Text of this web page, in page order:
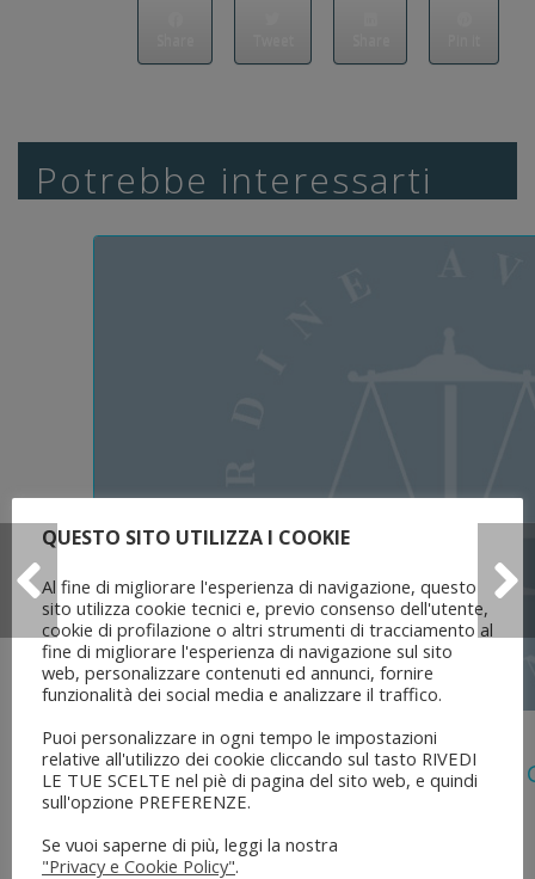
Potrebbe interessarti
5 Agosto 2026
Legge 28 Luglio 2026 N. 137 “delega
Dell’ordinamento Forense”
QUESTO SITO UTILIZZA I COOKIE
Al fine di migliorare l'esperienza di navigazione, questo
sito utilizza cookie tecnici e, previo consenso dell'utente,
cookie di profilazione o altri strumenti di tracciamento al
fine di migliorare l'esperienza di navigazione sul sito
web, personalizzare contenuti ed annunci, fornire
funzionalità dei social media e analizzare il traffico.
Puoi personalizzare in ogni tempo le impostazioni
relative all'utilizzo dei cookie cliccando sul tasto RIVEDI
LE TUE SCELTE nel piè di pagina del sito web, e quindi
sull'opzione PREFERENZE.
Se vuoi saperne di più, leggi la nostra
"Privacy e Cookie Policy".